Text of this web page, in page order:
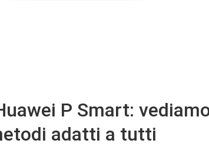
P Smart:
adatti a tutti